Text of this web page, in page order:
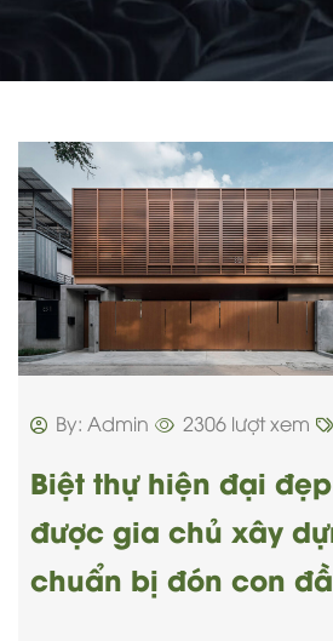
By: Admin 2306 lượt xem
Biệt thự hiện đại
được gia chủ xây
chuẩn bị đón con